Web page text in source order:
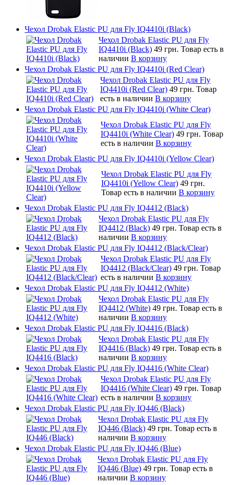
Чехол Drobak Elastic PU для Fly IQ4410i (Black)
Чехол Drobak Elastic PU для Fly
IQ4410i (Black) 49 грн. Товар есть в
наличии В корзину
Чехол Drobak Elastic PU для Fly IQ4410i (Red Clear)
Чехол Drobak Elastic PU для Fly
IQ4410i (Red Clear) 49 грн. Товар
есть в наличии В корзину
Чехол Drobak Elastic PU для Fly IQ4410i (White Clear)
Чехол Drobak Elastic PU для Fly
IQ4410i (White Clear) 49 грн. Товар
есть в наличии В корзину
Чехол Drobak Elastic PU для Fly IQ4410i (Yellow Clear)
Чехол Drobak Elastic PU для Fly
IQ4410i (Yellow Clear) 49 грн.
Товар есть в наличии В корзину
Чехол Drobak Elastic PU для Fly IQ4412 (Black)
Чехол Drobak Elastic PU для Fly
IQ4412 (Black) 49 грн. Товар есть в
наличии В корзину
Чехол Drobak Elastic PU для Fly IQ4412 (Black/Clear)
Чехол Drobak Elastic PU для Fly
IQ4412 (Black/Clear) 49 грн. Товар
есть в наличии В корзину
Чехол Drobak Elastic PU для Fly IQ4412 (White)
Чехол Drobak Elastic PU для Fly
IQ4412 (White) 49 грн. Товар есть в
наличии В корзину
Чехол Drobak Elastic PU для Fly IQ4416 (Black)
Чехол Drobak Elastic PU для Fly
IQ4416 (Black) 49 грн. Товар есть в
наличии В корзину
Чехол Drobak Elastic PU для Fly IQ4416 (White Clear)
Чехол Drobak Elastic PU для Fly
IQ4416 (White Clear) 49 грн. Товар
есть в наличии В корзину
Чехол Drobak Elastic PU для Fly IQ446 (Black)
Чехол Drobak Elastic PU для Fly
IQ446 (Black) 49 грн. Товар есть в
наличии В корзину
Чехол Drobak Elastic PU для Fly IQ446 (Blue)
Чехол Drobak Elastic PU для Fly
IQ446 (Blue) 49 грн. Товар есть в
наличии В корзину